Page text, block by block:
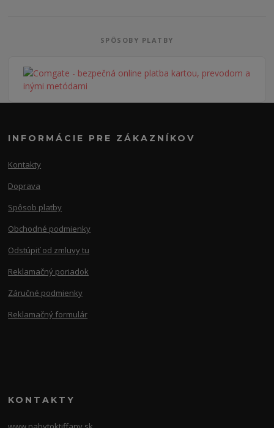
SPÔSOBY PLATBY
INFORMÁCIE PRE ZÁKAZNÍKOV
Kontakty
Doprava
Spôsob platby
Obchodné podmienky
Odstúpiť od zmluvy tu
Reklamačný poriadok
Záručné podmienky
Reklamačný formulár
KONTAKTY